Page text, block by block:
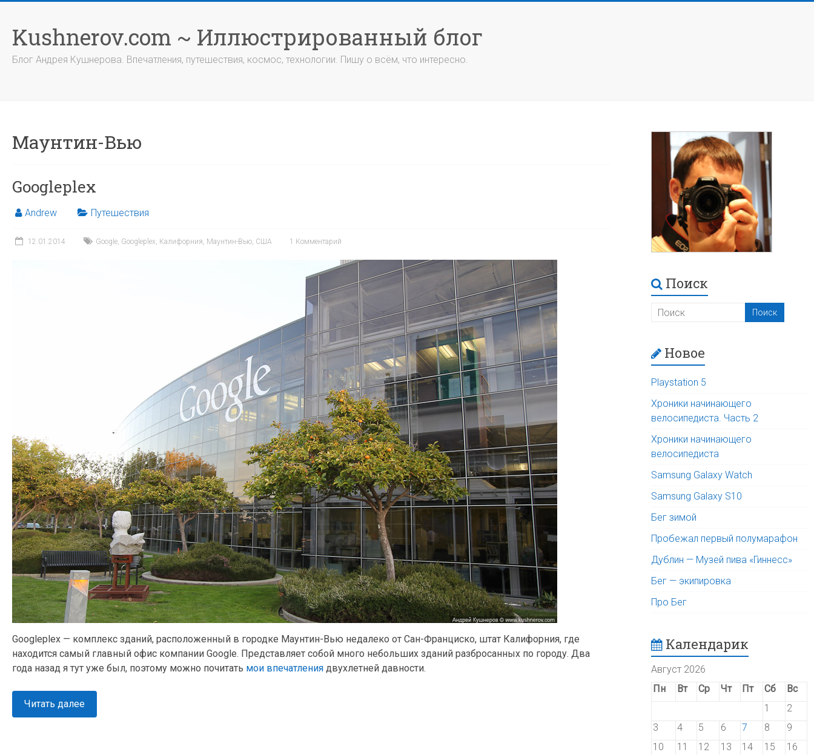
содержимому
Kushnerov.com ~ Иллюстрированный блог
Блог Андрея Кушнерова. Впечатления, путешествия, космос, технологии. Пишу о всём, что интересно.
Маунтин-Вью
Googleplex
Andrew Путешествия
12.01.2014 Google, Googleplex, Калифорния, Маунтин-Вью, США 1 Комментарий
Googleplex — комплекс зданий, расположенный в городке Маунтин-Вью недалеко от Сан-Франциско, штат Калифорния, где
находится самый главный офис компании Google. Представляет собой много небольших зданий разбросанных по городу. Два
года назад я тут уже был, поэтому можно почитать мои впечатления двухлетней давности.
Читать далее
Поиск
Новое
Playstation 5
Хроники начинающего
велосипедиста. Часть 2
Хроники начинающего
велосипедиста
Samsung Galaxy Watch
Samsung Galaxy S10
Бег зимой
Пробежал первый полумарафон
Дублин — Музей пива «Гиннесс»
Бег — экипировка
Про Бег
Календарик
Август 2026
Пн
Вт Ср Чт Пт Сб
Вс
1
2
3
4 5 6 7 8
9
10
11 12 13 14 15
16